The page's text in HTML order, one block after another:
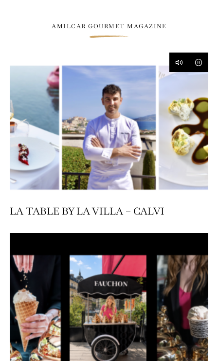
AMILCAR GOURMET MAGAZINE
LA TABLE BY LA VILLA – CALVI